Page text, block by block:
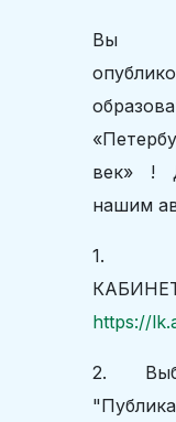
Вы
век» !
нашим
1.
https://
2.